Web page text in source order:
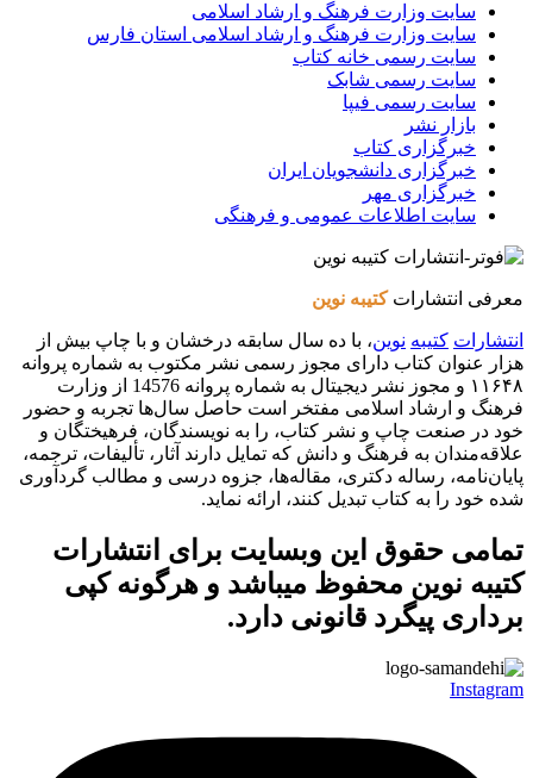
سایت وزارت فرهنگ و ارشاد اسلامی
سایت وزارت فرهنگ و ارشاد اسلامی استان فارس
سایت رسمی خانه کتاب
سایت رسمی شابک
سایت رسمی فیپا
بازار نشر
خبرگزاری کتاب
خبرگزاری دانشجویان ایران
خبرگزاری مهر
سایت اطلاعات عمومی و فرهنگی
معرفی انتشاراتکتیبه نوین
انتشارات کتیبه نوین، با ده سال سابقه درخشان و با چاپ بیش از
هزار عنوان کتاب دارای مجوز رسمی نشر مکتوب به شماره پروانه
۱۱۶۴۸ و مجوز نشر دیجیتال به شماره پروانه 14576 از وزارت
فرهنگ و ارشاد اسلامی مفتخر است حاصل سال‌ها تجربه و حضور
خود در صنعت چاپ و نشر کتاب، را به نویسندگان، فرهیختگان و
علاقه‌مندان به فرهنگ و دانش که تمایل دارند آثار، تألیفات، ترجمه،
پایان‌نامه، رساله دکتری، مقاله‌ها، جزوه درسی و مطالب گردآوری
شده خود را به کتاب تبدیل کنند، ارائه نماید.
تمامی حقوق این وبسایت برای انتشارات
کتیبه نوین محفوظ میباشد و هرگونه کپی
برداری پیگرد قانونی دارد.
Instagram